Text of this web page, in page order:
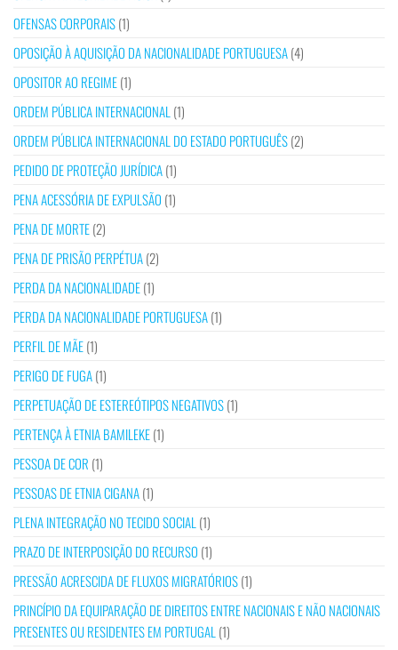
OFENSAS CORPORAIS(1)
OPOSIÇÃO À AQUISIÇÃO DA NACIONALIDADE PORTUGUESA(4)
OPOSITOR AO REGIME(1)
ORDEM PÚBLICA INTERNACIONAL (1)
ORDEM PÚBLICA INTERNACIONAL DO ESTADO PORTUGUÊS(2)
PEDIDO DE PROTEÇÃO JURÍDICA(1)
PENA ACESSÓRIA DE EXPULSÃO (1)
PENA DE MORTE(2)
PENA DE PRISÃO PERPÉTUA(2)
PERDA DA NACIONALIDADE(1)
PERDA DA NACIONALIDADE PORTUGUESA(1)
PERFIL DE MÃE(1)
PERIGO DE FUGA(1)
PERPETUAÇÃO DE ESTEREÓTIPOS NEGATIVOS(1)
PERTENÇA À ETNIA BAMILEKE(1)
PESSOA DE COR (1)
PESSOAS DE ETNIA CIGANA(1)
PLENA INTEGRAÇÃO NO TECIDO SOCIAL (1)
PRAZO DE INTERPOSIÇÃO DO RECURSO (1)
PRESSÃO ACRESCIDA DE FLUXOS MIGRATÓRIOS(1)
PRINCÍPIO DA EQUIPARAÇÃO DE DIREITOS ENTRE NACIONAIS E NÃO NACIONAIS
PRESENTES OU RESIDENTES EM PORTUGAL (1)